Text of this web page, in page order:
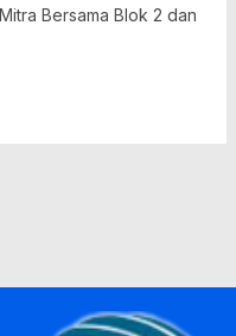
Bersama Blok 2 dan